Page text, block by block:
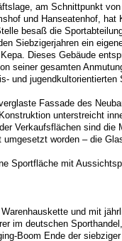
am Schnittpunkt
und Hanseatenhof, hat
besaß die
Siebzigerjahren ein
Dieses Gebäude
seiner gesamten
und jugendkultorientierten
Fassade des
unterstreicht
Verkaufsflächen sind die
worden – die
Sportfläche mit
und mit
im deutschen
Boom Ende der